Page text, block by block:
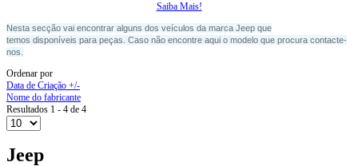
Saiba Mais!
Nesta secção vai encontrar alguns dos veículos da marca Jeep que
temos disponíveis para peças. Caso não encontre aqui o modelo que procura contacte-
nos.
Ordenar por
Data de Criação +/-
Nome do fabricante
Resultados 1 - 4 de 4
Jeep